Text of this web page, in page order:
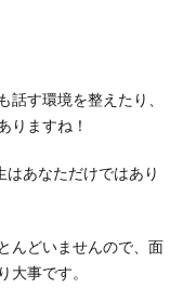
す環境を整えたり、
りますね！
あなただけではあり
んどいませんので、面
大事です。